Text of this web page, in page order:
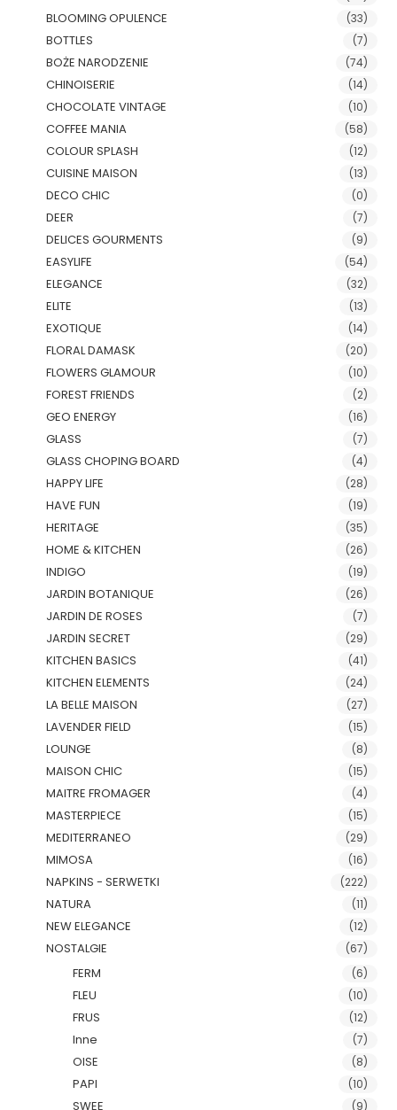
BLOOMING OPULENCE (33)
BOTTLES (7)
BOŻE NARODZENIE (74)
CHINOISERIE (14)
CHOCOLATE VINTAGE (10)
COFFEE MANIA (58)
COLOUR SPLASH (12)
CUISINE MAISON (13)
DECO CHIC (0)
DEER (7)
DELICES GOURMENTS (9)
EASYLIFE (54)
ELEGANCE (32)
ELITE (13)
EXOTIQUE (14)
FLORAL DAMASK (20)
FLOWERS GLAMOUR (10)
FOREST FRIENDS (2)
GEO ENERGY (16)
GLASS (7)
GLASS CHOPING BOARD (4)
HAPPY LIFE (28)
HAVE FUN (19)
HERITAGE (35)
HOME & KITCHEN (26)
INDIGO (19)
JARDIN BOTANIQUE (26)
JARDIN DE ROSES (7)
JARDIN SECRET (29)
KITCHEN BASICS (41)
KITCHEN ELEMENTS (24)
LA BELLE MAISON (27)
LAVENDER FIELD (15)
LOUNGE (8)
MAISON CHIC (15)
MAITRE FROMAGER (4)
MASTERPIECE (15)
MEDITERRANEO (29)
MIMOSA (16)
NAPKINS - SERWETKI (222)
NATURA (11)
NEW ELEGANCE (12)
NOSTALGIE (67)
FERM (6)
FLEU (10)
FRUS (12)
Inne (7)
OISE (8)
PAPI (10)
SWEE (9)